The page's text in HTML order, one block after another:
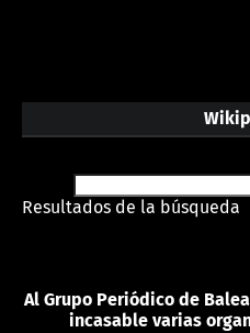
Resultados de la búsqueda
Al Grupo Periódico de
incasable varias